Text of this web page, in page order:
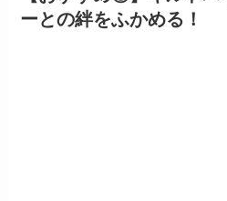
ーとの絆をふかめる！